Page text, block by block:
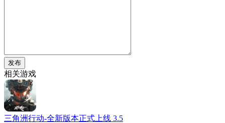
发布
相关游戏
三角洲行动-全新版本正式上线 3.5